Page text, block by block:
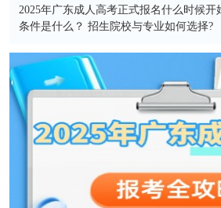
2025年广东成人高考正式报名什么时候开
条件是什么？ 招生院校与专业如何选择?